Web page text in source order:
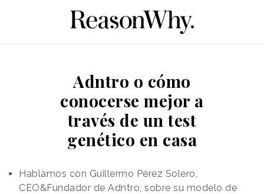
Adntro o cómo
conocerse mejor a
través de un test
genético en casa
Hablamos con Guillermo Pérez Solero,
CEO&Fundador de Adntro, sobre su modelo de